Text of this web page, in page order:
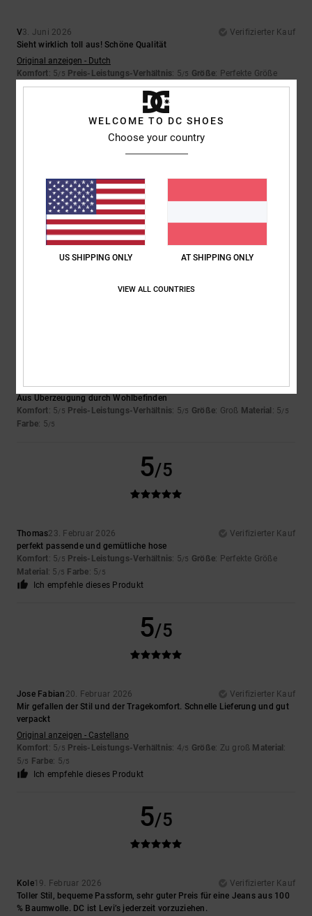
V3. Juni 2026
Verifizierter Kauf
Sieht wirklich toll aus! Schöne Qualität
Original anzeigen - Dutch
Komfort: 5/5 Preis-Leistungs-Verhältnis: 5/5 Größe: Perfekte Größe
Material: 5/5 Farbe: 5/5
4/5
12. April 2026
Das Material gefällt mir
Original anzeigen - Castellano
Farbe : 4
Jan5. März 2026
Verifizierter Kauf
Aus Überzeugung durch Wohlbefinden
Komfort: 5/5 Preis-Leistungs-Verhältnis: 5/5 Größe: Groß Material : 5/5
Farbe: 5/5
5/5
Thomas23. Februar 2026
Verifizierter Kauf
perfekt passende und gemütliche hose
Komfort: 5/5 Preis-Leistungs-Verhältnis: 5/5 Größe: Perfekte Größe
Material : 5 /5 Farbe: 5/5
Ich empfehle dieses Produkt
5/5
Jose Fabian 20. Februar 2026
Verifizierter Kauf
Mir gefallen der Stil und der Tragekomfort. Schnelle Lieferung und gut
verpackt
Original anzeigen - Castellano
Komfort: 5/5 Preis-Leistungs-Verhältnis: 4/5 Größe: Zu groß Material :
5/5 Farbe: 5/5
Ich empfehle dieses Produkt
5/5
Kole19. Februar 2026
Verifizierter Kauf
Toller Stil, bequeme Passform, sehr guter Preis für eine Jeans aus 100
% Baumwolle. DC ist Levi’s jederzeit vorzuziehen.
WELCOME TO DC SHOES
Choose your country
US SHIPPING ONLY AT SHIPPING ONLY
VIEW ALL COUNTRIES